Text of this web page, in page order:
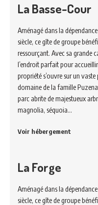
La Basse-Cour
Aménagé dans la
siècle, ce gîte de groupe
ressourçant. Avec sa grande
l’endroit parfait pour
propriété s’ouvre sur un
domaine de la famille
parc abrite de majestueux
magnolia, séquoia…
Voir hébergement
La Forge
Aménagé dans la
siècle, ce gîte de groupe